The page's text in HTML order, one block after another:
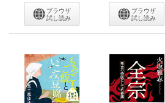
ブラウザ
試し読み
ブラウザ
試し読み